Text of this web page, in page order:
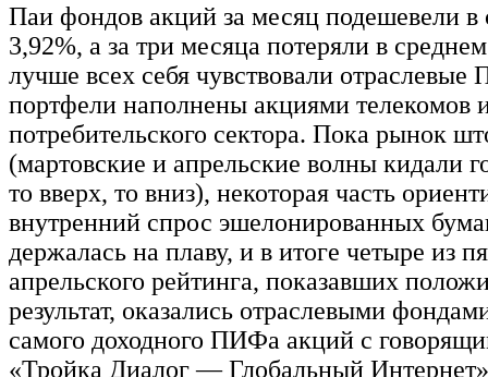
Паи фондов акций за месяц подешевели в
3,92%, а за три месяца потеряли в
лучше всех себя чувствовали
портфели наполнены акциями телекомов
потребительского сектора. Пока рынок
(мартовские и апрельские волны кидали
то вверх, то вниз), некоторая часть
внутренний спрос эшелонированных
держалась на плаву, и в итоге четыре из
апрельского рейтинга, показавших
результат, оказались отраслевыми
самого доходного ПИФа акций с
«Тройка Диалог — Глобальный